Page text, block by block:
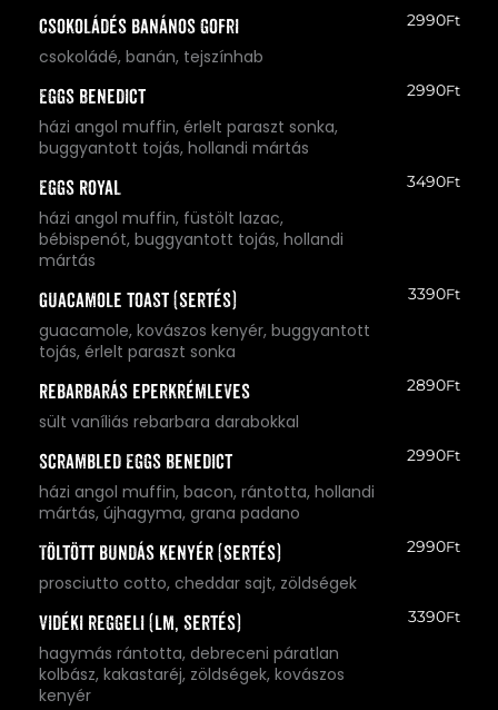
Csokoládés banános gofri
csokoládé, banán, tejszínhab
2990Ft
Eggs Benedict
házi angol muffin, érlelt paraszt sonka,
buggyantott tojás, hollandi mártás
2990Ft
Eggs Royal
házi angol muffin, füstölt lazac,
bébispenót, buggyantott tojás, hollandi
mártás
3490Ft
Guacamole toast (sertés)
guacamole, kovászos kenyér, buggyantott
tojás, érlelt paraszt sonka
3390Ft
Rebarbarás eperkrémleves
sült vaníliás rebarbara darabokkal
2890Ft
Scrambled Eggs Benedict
házi angol muffin, bacon, rántotta, hollandi
mártás, újhagyma, grana padano
2990Ft
Töltött bundás kenyér (sertés)
prosciutto cotto, cheddar sajt, zöldségek
2990Ft
Vidéki reggeli (LM, sertés)
hagymás rántotta, debreceni páratlan
kolbász, kakastaréj, zöldségek, kovászos
kenyér
3390Ft